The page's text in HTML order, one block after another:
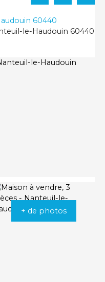
60440
le-Haudouin 60440
+ de photos